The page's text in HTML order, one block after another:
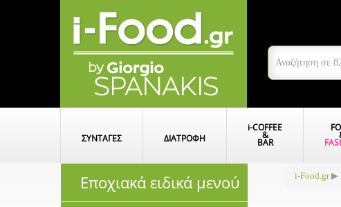
ΣΥΝΤΑΓΕΣ ΔΙΑΤΡΟΦΗ
i-COFFEE
&
BAR
Εποχιακά ειδικά μενού
i-Food.gr▶